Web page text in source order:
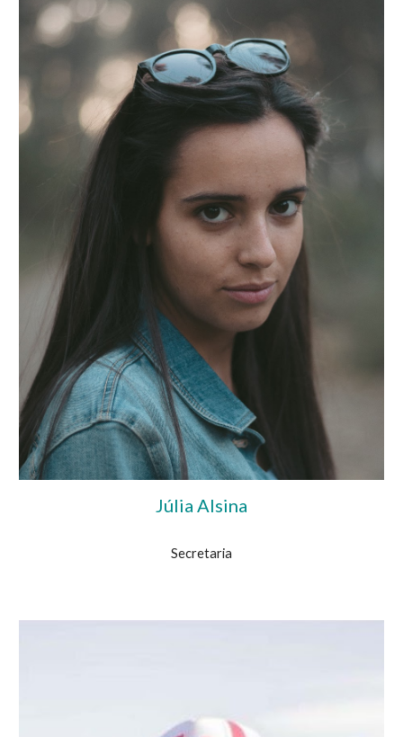
Júlia Alsina
Secretaria